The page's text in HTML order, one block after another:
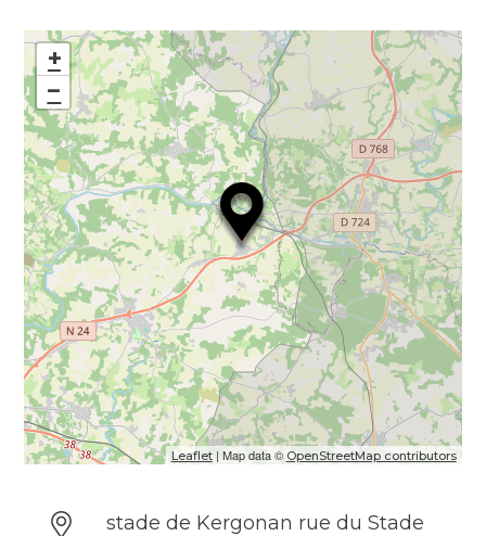
+
−
Leaflet| Map data © OpenStreetMap contributors
stade de Kergonan rue du Stade